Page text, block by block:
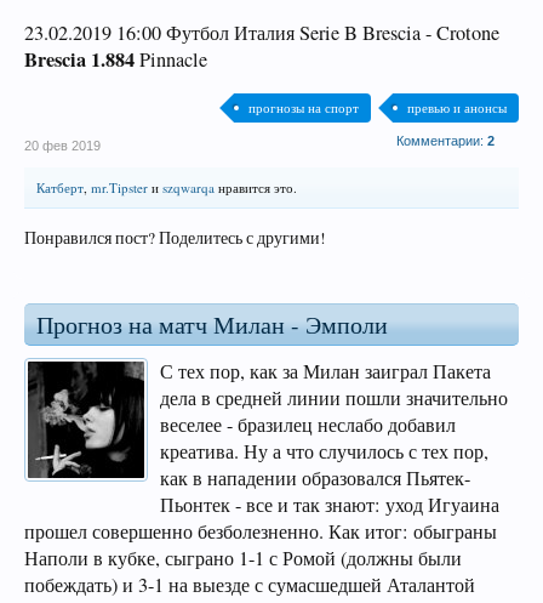
23.02.2019 16:00 Футбол Италия Serie B Brescia - Crotone
Brescia 1.884Pinnacle
прогнозы на спорт превью и анонсы
Комментарии: 2
20 фев 2019
Катберт, mr.Tipster и szqwarqa нравится это.
Понравился пост? Поделитесь с другими!
Прогноз на матч Милан - Эмполи
С тех пор, как за Милан заиграл Пакета
дела в средней линии пошли значительно
веселее - бразилец неслабо добавил
креатива. Ну а что случилось с тех пор,
как в нападении образовался Пьятек-
Пьонтек - все и так знают: уход Игуаина
прошел совершенно безболезненно. Как итог: обыграны
Наполи в кубке, сыграно 1-1 с Ромой (должны были
побеждать) и 3-1 на выезде с сумасшедшей Аталантой